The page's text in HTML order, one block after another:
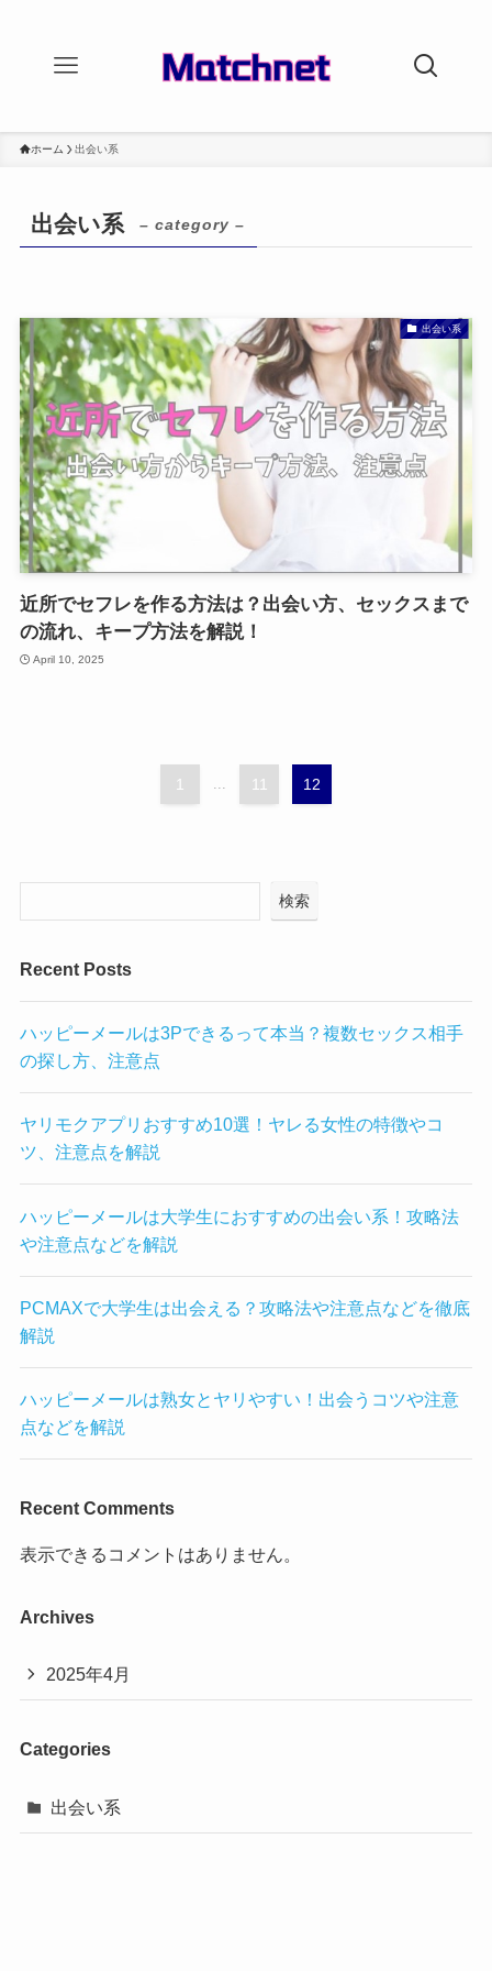
ホーム 出会い系
出会い系 – category –
出会い系
近所でセフレを作る方法は？出会い方、セックスまで
の流れ、キープ方法を解説！
April 10, 2025
1 ... 11 12
検索
Recent Posts
ハッピーメールは3Pできるって本当？複数セックス相手
の探し方、注意点
ヤリモクアプリおすすめ10選！ヤレる女性の特徴やコ
ツ、注意点を解説
ハッピーメールは大学生におすすめの出会い系！攻略法
や注意点などを解説
PCMAXで大学生は出会える？攻略法や注意点などを徹底
解説
ハッピーメールは熟女とヤリやすい！出会うコツや注意
点などを解説
Recent Comments
表示できるコメントはありません。
Archives
2025年4月
Categories
出会い系